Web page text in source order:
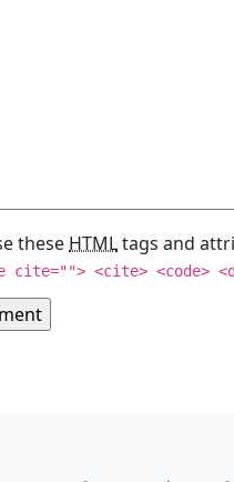
these HTMLtags and
cite=""> <cite> <code>